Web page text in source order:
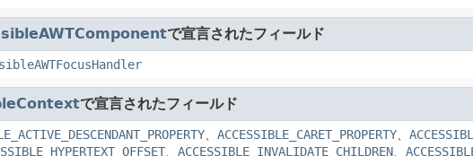
で宣言されたフィールド
で宣言されたフィールド
、 ACCESSIBLE_CARET_PROPERTY、
、 ACCESSIBLE_INVALIDATE_CHILDREN、